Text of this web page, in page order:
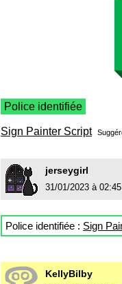
Police identifiée
Sign Painter Script
jerseygirl
31/01/2023 à 02:45
Police identifiée : Sign
KellyBilby